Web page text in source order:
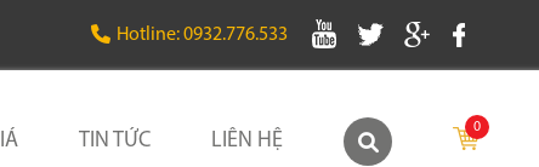
Hotline: 0932.776.533
TIN TỨC LIÊN HỆ
0